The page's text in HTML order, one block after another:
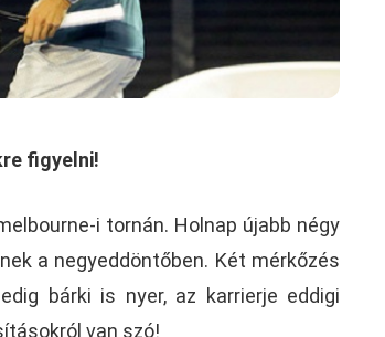
figyelni!
i tornán. Holnap újabb négy
a negyeddöntőben. Két mérkőzés
bárki is nyer, az karrierje eddigi
van szó!